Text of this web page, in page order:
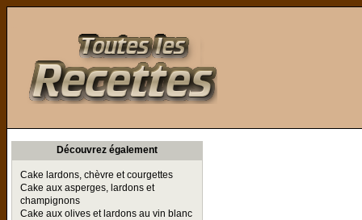
Découvrez également
Cake lardons, chèvre et courgettes
Cake aux asperges, lardons et
champignons
Cake aux olives et lardons au vin blanc